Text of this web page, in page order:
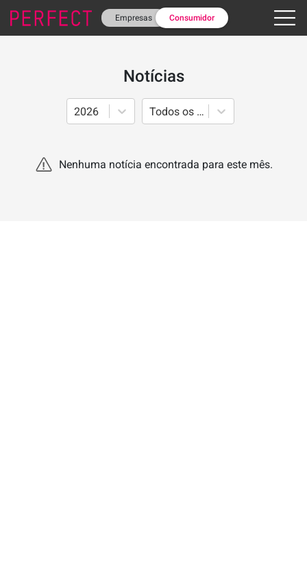
Empresas Consumidor
Notícias
2026 Todos os Meses
Nenhuma notícia encontrada para este mês.